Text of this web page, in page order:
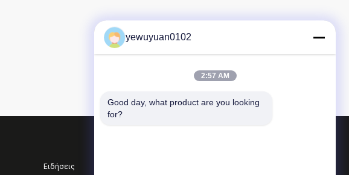
Ειδήσεις
yewuyuan0102
2:57 AM
Good day, what product are you looking
for?